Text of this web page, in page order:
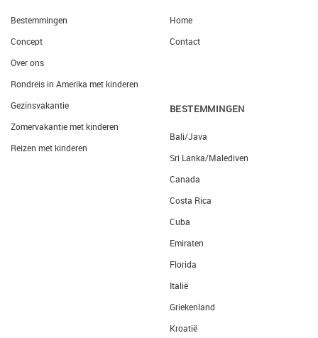
Bestemmingen
Concept
Over ons
Rondreis in Amerika met kinderen
Gezinsvakantie
Zomervakantie met kinderen
Reizen met kinderen
Home
Contact
BESTEMMINGEN
Bali/Java
Sri Lanka/Malediven
Canada
Costa Rica
Cuba
Emiraten
Florida
Italië
Griekenland
Kroatië